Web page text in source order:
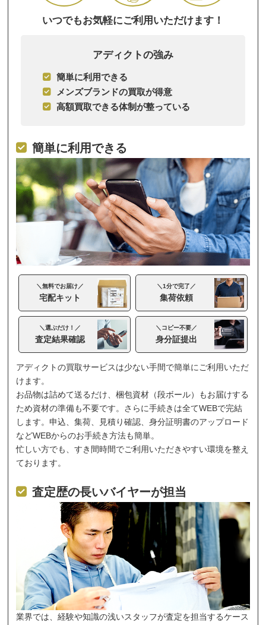
いつでもお気軽にご利用いただけます！
アディクトの強み
簡単に利用できる
メンズブランドの買取が得意
高額買取できる体制が整っている
簡単に利用できる
＼無料でお届け／
宅配キット
＼1分で完了／
集荷依頼
＼選ぶだけ！／
査定結果確認
＼コピー不要／
身分証提出
アディクトの買取サービスは少ない手間で簡単にご利用いただ
けます。
お品物は詰めて送るだけ、梱包資材（段ボール）もお届けする
ため資材の準備も不要です。さらに手続きは全てWEBで完結
します。申込、集荷、見積り確認、身分証明書のアップロード
などWEBからのお手続き方法も簡単。
忙しい方でも、すき間時間でご利用いただきやすい環境を整え
ております。
査定歴の長いバイヤーが担当
業界では、経験や知識の浅いスタッフが査定を担当するケース